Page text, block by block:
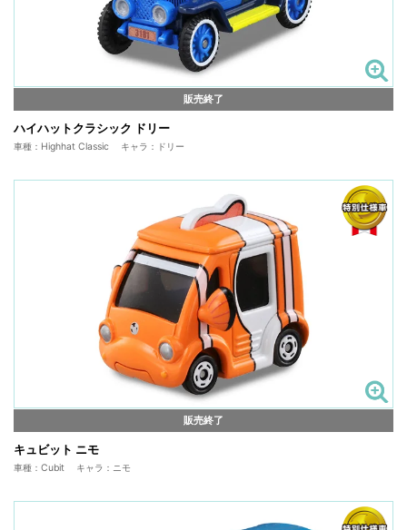
販売終了
ハイハットクラシック ドリー
車種：Highhat Classic キャラ：ドリー
販売終了
キュビット ニモ
車種：Cubit キャラ：ニモ